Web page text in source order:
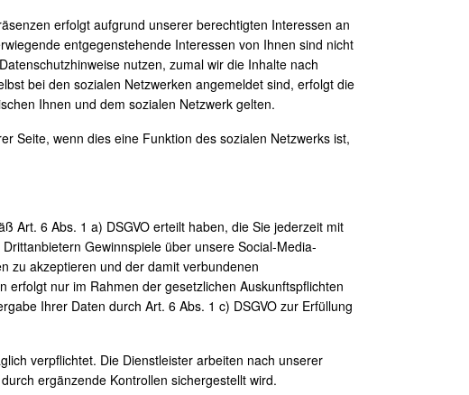
erfolgt aufgrund unserer berechtigten Interessen an
entgegenstehende Interessen von Ihnen sind nicht
nutzen, zumal wir die Inhalte nach
bei den sozialen Netzwerken angemeldet sind, erfolgt die
Ihnen und dem sozialen Netzwerk gelten.
Seite, wenn dies eine Funktion des sozialen Netzwerks ist,
Art. 6 Abs. 1 a) DSGVO erteilt haben, die Sie jederzeit mit
Gewinnspiele über unsere Social-Media-
zu akzeptieren und der damit verbundenen
nur im Rahmen der gesetzlichen Auskunftspflichten
Ihrer Daten durch Art. 6 Abs. 1 c) DSGVO zur Erfüllung
verpflichtet. Die Dienstleister arbeiten nach unserer
ergänzende Kontrollen sichergestellt wird.